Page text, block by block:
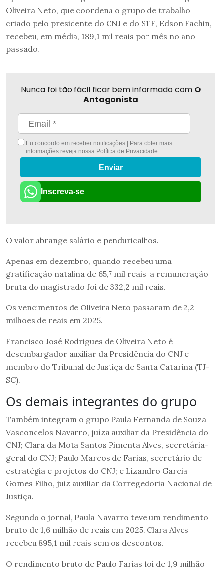
Oliveira Neto, que coordena o grupo de trabalho
criado pelo presidente do CNJ e do STF, Edson Fachin,
recebeu, em média, 189,1 mil reais por mês no ano
passado.
Nunca foi tão fácil ficar bem informado com O
Antagonista
Eu concordo em receber notificações | Para obter mais
informações reveja nossa Política de Privacidade.
Enviar
Inscreva-se
O valor abrange salário e penduricalhos.
Apenas em dezembro, quando recebeu uma
gratificação natalina de 65,7 mil reais, a remuneração
bruta do magistrado foi de 332,2 mil reais.
Os vencimentos de Oliveira Neto passaram de 2,2
milhões de reais em 2025.
Francisco José Rodrigues de Oliveira Neto é
desembargador auxiliar da Presidência do CNJ e
membro do Tribunal de Justiça de Santa Catarina (TJ-
SC).
Os demais integrantes do grupo
Também integram o grupo Paula Fernanda de Souza
Vasconcelos Navarro, juíza auxiliar da Presidência do
CNJ; Clara da Mota Santos Pimenta Alves, secretária-
geral do CNJ; Paulo Marcos de Farias, secretário de
estratégia e projetos do CNJ; e Lizandro Garcia
Gomes Filho, juiz auxiliar da Corregedoria Nacional de
Justiça.
Segundo o jornal, Paula Navarro teve um rendimento
bruto de 1,6 milhão de reais em 2025. Clara Alves
recebeu 895,1 mil reais sem os descontos.
O rendimento bruto de Paulo Farias foi de 1,9 milhão